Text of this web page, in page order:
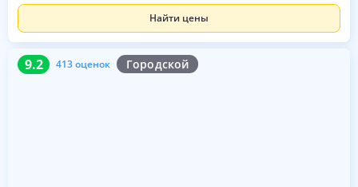
Найти цены
9.2 413 оценок Городской
9.2 413 оценок